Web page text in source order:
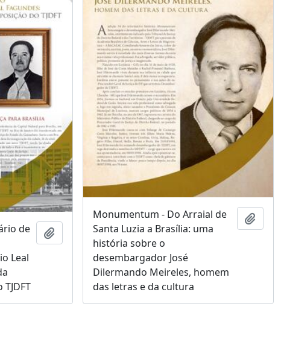
Monumentum - Do Arraial de
Santa Luzia a Brasília: uma
história sobre o
desembargador José
Dilermando Meireles, homem
das letras e da cultura
de
Leal
Adicionar à área de transferência